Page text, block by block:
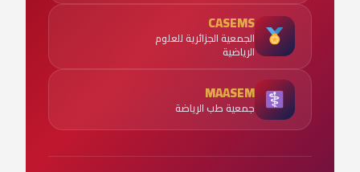
CASEMS
الجمعية الجزائرية للعلوم
الرياضية
MAASEM
جمعية طب الرياضة